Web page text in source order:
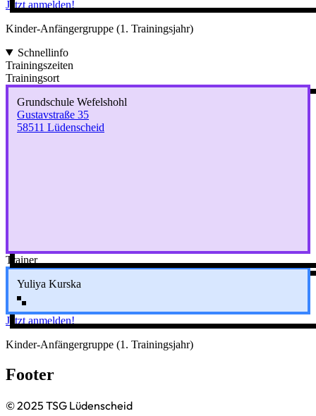
Jetzt anmelden!
Kinder-Anfängergruppe (1. Trainingsjahr)
Schnellinfo
Trainingszeiten
Trainingsort
Grundschule Wefelshohl
Gustavstraße 35
58511 Lüdenscheid
Trainer
Yuliya Kurska
Jetzt anmelden!
Kinder-Anfängergruppe (1. Trainingsjahr)
Footer
© 2025 TSG Lüdenscheid